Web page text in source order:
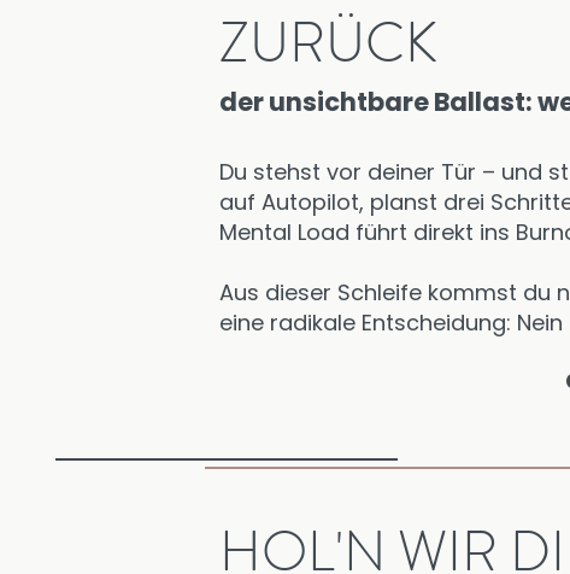
ZURÜCK
der unsichtbare Ballast:
Du stehst vor deiner Tür – und
auf Autopilot, planst drei
Mental Load führt direkt ins
Aus dieser Schleife kommst du
eine radikale Entscheidung:
HOL'N WIR